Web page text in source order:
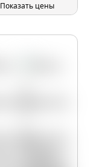
Показать цены